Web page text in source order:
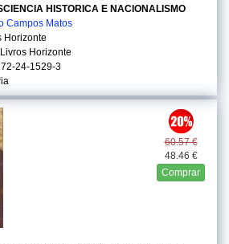
HISTORICA E NACIONALISMO
Campos Matos
Horizonte
Horizonte
24-1529-3
60.57 €
48.46 €
Comprar